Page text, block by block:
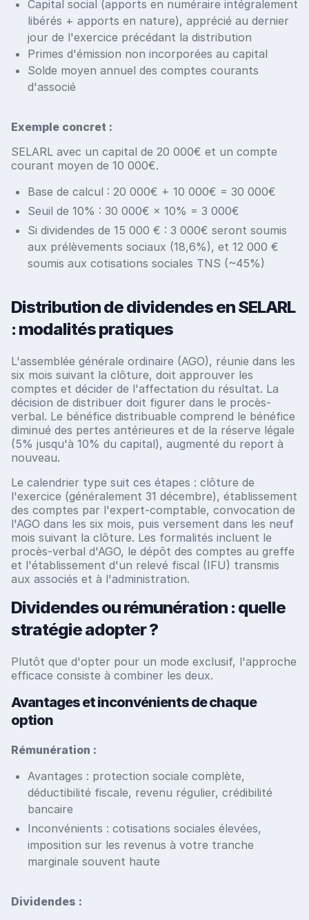
Capital social (apports en numéraire intégralement
libérés + apports en nature), apprécié au dernier
jour de l'exercice précédant la distribution
Primes d'émission non incorporées au capital
Solde moyen annuel des comptes courants
d'associé
Exemple concret :
SELARL avec un capital de 20 000€ et un compte
courant moyen de 10 000€.
Base de calcul : 20 000€ + 10 000€ = 30 000€
Seuil de 10% : 30 000€ × 10% = 3 000€
Si dividendes de 15 000 € : 3 000€ seront soumis
aux prélèvements sociaux (18,6%), et 12 000 €
soumis aux cotisations sociales TNS (~45%)
Distribution de dividendes en SELARL
: modalités pratiques
L'assemblée générale ordinaire (AGO), réunie dans les
six mois suivant la clôture, doit approuver les
comptes et décider de l'affectation du résultat. La
décision de distribuer doit figurer dans le procès-
verbal. Le bénéfice distribuable comprend le bénéfice
diminué des pertes antérieures et de la réserve légale
(5% jusqu'à 10% du capital), augmenté du report à
nouveau.
Le calendrier type suit ces étapes : clôture de
l'exercice (généralement 31 décembre), établissement
des comptes par l'expert-comptable, convocation de
l'AGO dans les six mois, puis versement dans les neuf
mois suivant la clôture. Les formalités incluent le
procès-verbal d'AGO, le dépôt des comptes au greffe
et l'établissement d'un relevé fiscal (IFU) transmis
aux associés et à l'administration.
Dividendes ou rémunération : quelle
stratégie adopter ?
Plutôt que d'opter pour un mode exclusif, l'approche
efficace consiste à combiner les deux.
Avantages et inconvénients de chaque
option
Rémunération :
Avantages : protection sociale complète,
déductibilité fiscale, revenu régulier, crédibilité
bancaire
Inconvénients : cotisations sociales élevées,
imposition sur les revenus à votre tranche
marginale souvent haute
Dividendes :